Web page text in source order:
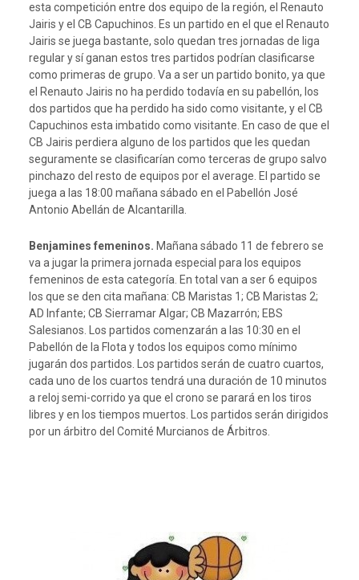
esta competición entre dos equipo de la región, el Renauto
Jairis y el CB Capuchinos. Es un partido en el que el Renauto
Jairis se juega bastante, solo quedan tres jornadas de liga
regular y sí ganan estos tres partidos podrían clasificarse
como primeras de grupo. Va a ser un partido bonito, ya que
el Renauto Jairis no ha perdido todavía en su pabellón, los
dos partidos que ha perdido ha sido como visitante, y el CB
Capuchinos esta imbatido como visitante. En caso de que el
CB Jairis perdiera alguno de los partidos que les quedan
seguramente se clasificarían como terceras de grupo salvo
pinchazo del resto de equipos por el average. El partido se
juega a las 18:00 mañana sábado en el Pabellón José
Antonio Abellán de Alcantarilla.
Benjamines femeninos. Mañana sábado 11 de febrero se
va a jugar la primera jornada especial para los equipos
femeninos de esta categoría. En total van a ser 6 equipos
los que se den cita mañana: CB Maristas 1; CB Maristas 2;
AD Infante; CB Sierramar Algar; CB Mazarrón; EBS
Salesianos. Los partidos comenzarán a las 10:30 en el
Pabellón de la Flota y todos los equipos como mínimo
jugarán dos partidos. Los partidos serán de cuatro cuartos,
cada uno de los cuartos tendrá una duración de 10 minutos
a reloj semi-corrido ya que el crono se parará en los tiros
libres y en los tiempos muertos. Los partidos serán dirigidos
por un árbitro del Comité Murcianos de Árbitros.